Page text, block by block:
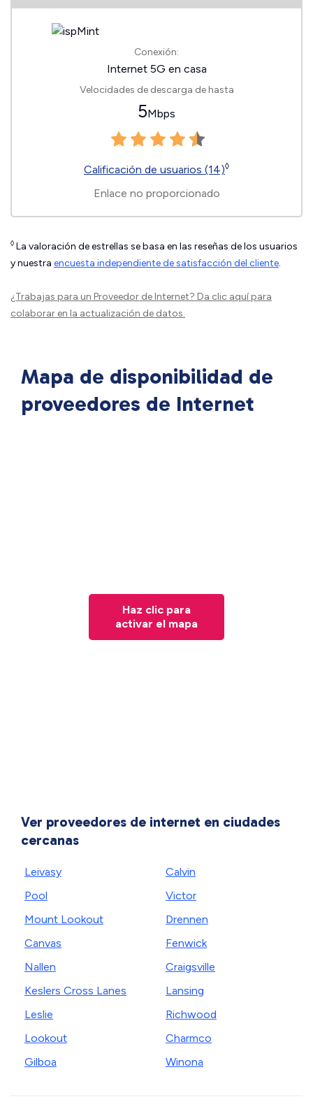
Conexión:
Internet 5G en casa
Velocidades de descarga de hasta
5Mbps
Calificación de usuarios (14)◊
Enlace no proporcionado
◊ La valoración de estrellas se basa en las reseñas de los usuarios
y nuestra encuesta independiente de satisfacción del cliente.
¿Trabajas para un Proveedor de Internet? Da clic aquípara
colaborar en la actualización de datos.
Mapa de disponibilidad de
proveedores de Internet
Haz clic para
activar el mapa
Ver proveedores de internet en ciudades
cercanas
Leivasy
Pool
Mount Lookout
Canvas
Nallen
Keslers Cross Lanes
Leslie
Lookout
Gilboa
Calvin
Victor
Drennen
Fenwick
Craigsville
Lansing
Richwood
Charmco
Winona